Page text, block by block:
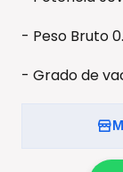
- Peso Bruto
- Grado de